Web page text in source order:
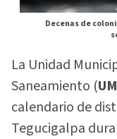
Decenas de
La Unidad
Saneamiento (
calendario de
Tegucigalpa